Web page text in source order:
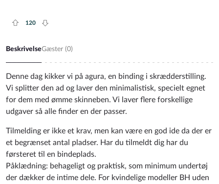
Plus rate
120
Minus rate
BeskrivelseGæster (0)
Denne dag kikker vi på agura, en binding i skrædderstilling.
Vi splitter den ad og laver den minimalistisk, specielt egnet
for dem med ømme skinneben. Vi laver flere forskellige
udgaver så alle finder en der passer.
Tilmelding er ikke et krav, men kan være en god ide da der er
et begrænset antal pladser. Har du tilmeldt dig har du
førsteret til en bindeplads.
Påklædning: behageligt og praktisk, som minimum undertøj
der dækker de intime dele. For kvindelige modeller BH uden